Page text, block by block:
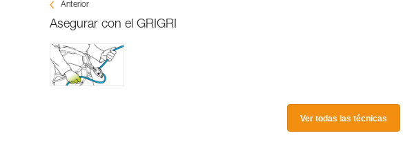
Anterior
Asegurar con el GRIGRI
Ver todas las técnicas